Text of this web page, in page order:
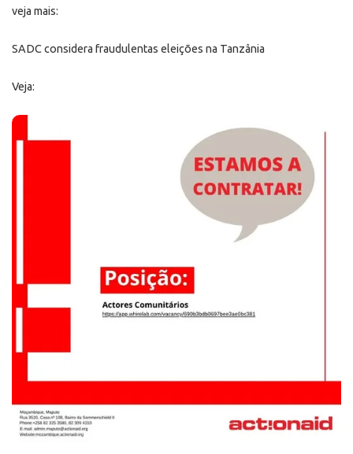
veja mais:
SADC considera fraudulentas eleições na Tanzânia
Veja: